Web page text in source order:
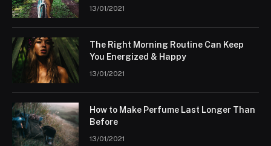
13/01/2021
The Right Morning Routine Can Keep
You Energized & Happy
13/01/2021
How to Make Perfume Last Longer Than
Before
13/01/2021